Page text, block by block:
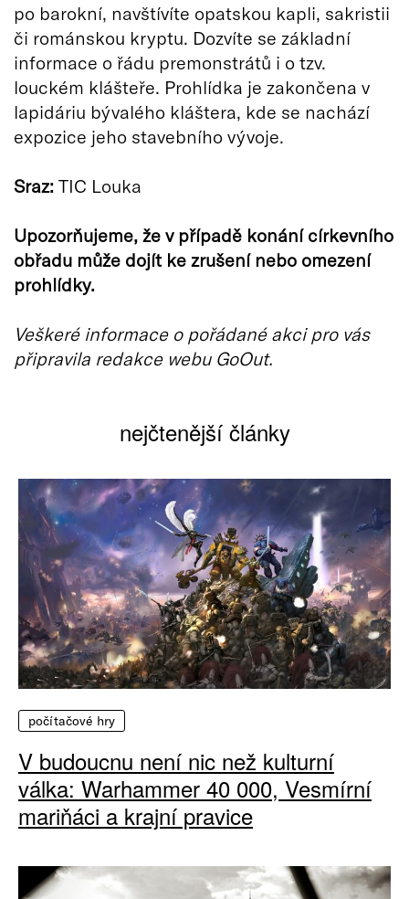
po barokní, navštívíte opatskou kapli, sakristii
či románskou kryptu. Dozvíte se základní
informace o řádu premonstrátů i o tzv.
louckém klášteře. Prohlídka je zakončena v
lapidáriu bývalého kláštera, kde se nachází
expozice jeho stavebního vývoje.
Sraz: TIC Louka
Upozorňujeme, že v případě konání církevního
obřadu může dojít ke zrušení nebo omezení
prohlídky.
Veškeré informace o pořádané akci pro vás
připravila redakce webu GoOut.
nejčtenější články
počítačové hry
V budoucnu není nic než kulturní
válka: Warhammer 40 000, Vesmírní
mariňáci a krajní pravice